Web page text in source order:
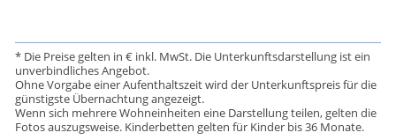
* Die Preise gelten in € inkl. MwSt. Die Unterkunftsdarstellung ist ein
unverbindliches Angebot.
Ohne Vorgabe einer Aufenthaltszeit wird der Unterkunftspreis für die
günstigste Übernachtung angezeigt.
Wenn sich mehrere Wohneinheiten eine Darstellung teilen, gelten die
Fotos auszugsweise. Kinderbetten gelten für Kinder bis 36 Monate.